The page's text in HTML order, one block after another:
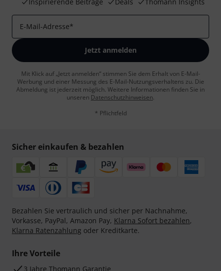
E-Mail-Adresse*
Jetzt anmelden
Mit Klick auf „Jetzt anmelden“ stimmen Sie dem Erhalt von E-Mail-
Werbung und einer Messung des E-Mail-Nutzungsverhaltens zu. Die
Abmeldung ist jederzeit möglich. Weitere Informationen finden Sie in
unseren Datenschutzhinweisen.
* Pflichtfeld
Sicher einkaufen & bezahlen
Bezahlen Sie vertraulich und sicher per Nachnahme,
Vorkasse, PayPal, Amazon Pay, Klarna Sofort bezahlen,
Klarna Ratenzahlung oder Kreditkarte.
Ihre Vorteile
3 Jahre Thomann Garantie